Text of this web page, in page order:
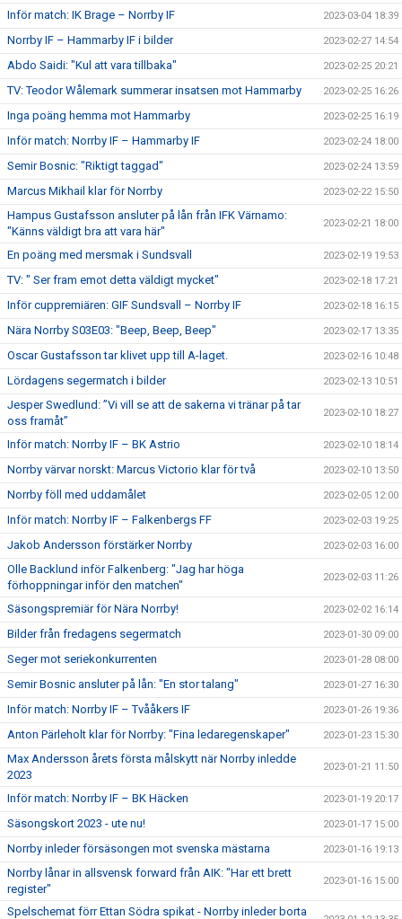
Inför match: IK Brage – Norrby IF 2023-03-04 18:39
Norrby IF – Hammarby IF i bilder 2023-02-27 14:54
Abdo Saidi: "Kul att vara tillbaka" 2023-02-25 20:21
TV: Teodor Wålemark summerar insatsen mot Hammarby 2023-02-25 16:26
Inga poäng hemma mot Hammarby 2023-02-25 16:19
Inför match: Norrby IF – Hammarby IF 2023-02-24 18:00
Semir Bosnic: "Riktigt taggad" 2023-02-24 13:59
Marcus Mikhail klar för Norrby 2023-02-22 15:50
Hampus Gustafsson ansluter på lån från IFK Värnamo:
"Känns väldigt bra att vara här"
2023-02-21 18:00
En poäng med mersmak i Sundsvall 2023-02-19 19:53
TV: " Ser fram emot detta väldigt mycket" 2023-02-18 17:21
Inför cuppremiären: GIF Sundsvall – Norrby IF 2023-02-18 16:15
Nära Norrby S03E03: "Beep, Beep, Beep" 2023-02-17 13:35
Oscar Gustafsson tar klivet upp till A-laget. 2023-02-16 10:48
Lördagens segermatch i bilder 2023-02-13 10:51
Jesper Swedlund: ”Vi vill se att de sakerna vi tränar på tar
oss framåt”
2023-02-10 18:27
Inför match: Norrby IF – BK Astrio 2023-02-10 18:14
Norrby värvar norskt: Marcus Victorio klar för två 2023-02-10 13:50
Norrby föll med uddamålet 2023-02-05 12:00
Inför match: Norrby IF – Falkenbergs FF 2023-02-03 19:25
Jakob Andersson förstärker Norrby 2023-02-03 16:00
Olle Backlund inför Falkenberg: "Jag har höga
förhoppningar inför den matchen"
2023-02-03 11:26
Säsongspremiär för Nära Norrby! 2023-02-02 16:14
Bilder från fredagens segermatch 2023-01-30 09:00
Seger mot seriekonkurrenten 2023-01-28 08:00
Semir Bosnic ansluter på lån: "En stor talang" 2023-01-27 16:30
Inför match: Norrby IF – Tvååkers IF 2023-01-26 19:36
Anton Pärleholt klar för Norrby: "Fina ledaregenskaper" 2023-01-23 15:30
Max Andersson årets första målskytt när Norrby inledde
2023
2023-01-21 11:50
Inför match: Norrby IF – BK Häcken 2023-01-19 20:17
Säsongskort 2023 - ute nu! 2023-01-17 15:00
Norrby inleder försäsongen mot svenska mästarna 2023-01-16 19:13
Norrby lånar in allsvensk forward från AIK: "Har ett brett
register"
2023-01-16 15:00
Spelschemat förr Ettan Södra spikat - Norrby inleder borta